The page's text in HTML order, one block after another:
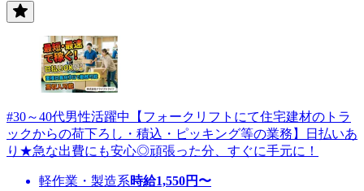
#30～40代男性活躍中【フォークリフトにて住宅建材のトラ
ックからの荷下ろし・積込・ピッキング等の業務】日払いあ
り★急な出費にも安心◎頑張った分、すぐに手元に！
軽作業・製造系時給1,550円〜